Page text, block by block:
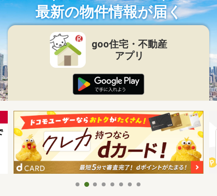
最新の物件情報が届く
goo住宅・不動産
アプリ